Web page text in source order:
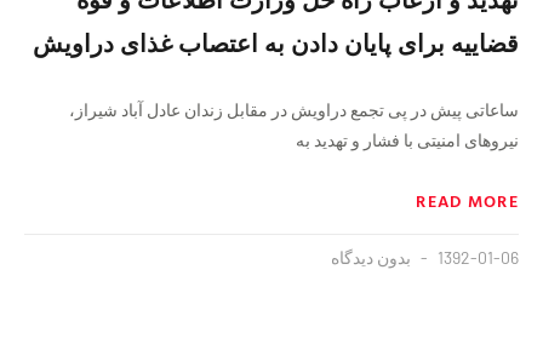
قضاییه برای پایان دادن به اعتصاب غذای دراویش
ساعاتی پیش در پی تجمع دراویش در مقابل زندان عادل آباد شیراز،
نیروهای امنیتی با فشار و تهدید به
READ MORE
1392-01-06 بدون دیدگاه